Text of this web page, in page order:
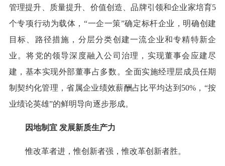
管理提升、质量提升、价值创造、品牌引领和企业家培育5
个专项行动为载体，“一企一策”确定标杆企业，明确创建
目标、路径措施，分层分类创建一流企业和专精特新企
业。将党的领导深度融入公司治理，实现董事会应建尽
建，基本实现外部董事占多数。全面实施经理层成员任期
制契约化管理，省属企业绩效薪酬占比平均达到50%，“按
业绩论英雄”的鲜明导向逐步形成。
因地制宜 发展新质生产力
惟改革者进，惟创新者强，惟改革创新者胜。